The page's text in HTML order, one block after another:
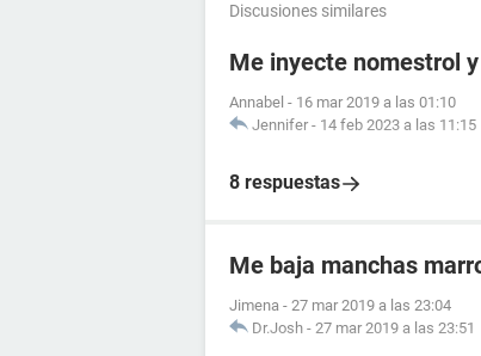
Discusiones similares
Me inyecte nomestrol
Annabel - 16 mar 2019 a las 01:10
Jennifer - 14 feb 2023 a las 11:15
8 respuestas
Me baja manchas
Jimena - 27 mar 2019 a las 23:04
Dr.Josh - 27 mar 2019 a las 23:51